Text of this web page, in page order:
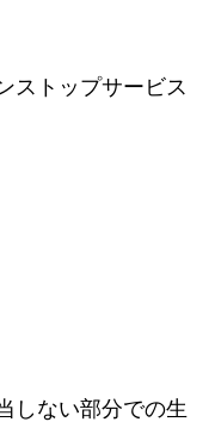
ストップサービス
しない部分での生